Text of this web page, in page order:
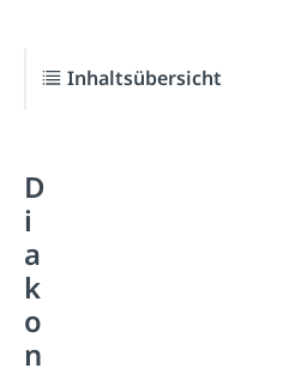
Inhaltsübersicht
D
i
a
k
o
n